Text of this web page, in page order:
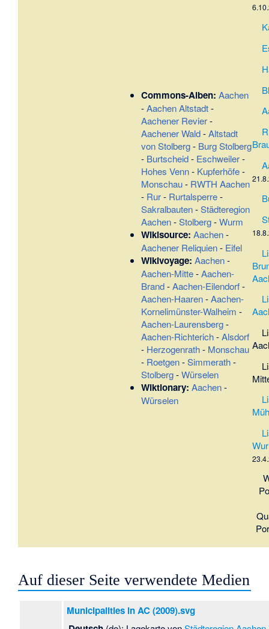
Commons-Alben: Aachen
-Aachen Altstadt-
Aachener Revier-
Aachener Wald-Altstadt
von Stolberg- Burg Stolberg
- Burtscheid- Eschweiler-
Hohes Venn- Kupferhöfe-
Monschau- RWTH Aachen
- Rur- Rurtalsperre-
Sakralbauten-Städteregion
Aachen-Stolberg-Wurm
Wikisource: Aachen-
Aachener Reliquien- Eifel
Wikivoyage: Aachen-
Aachen-Mitte-Aachen-
Brand-Aachen-Eilendorf-
Aachen-Haaren-Aachen-
Kornelimünster-Walheim -
Aachen-Laurensberg-
Aachen-Richterich-Alsdorf
- Herzogenrath- Monschau
- Roetgen-Simmerath-
Stolberg-Würselen
Wiktionary: Aachen-
Würselen
Auf dieser Seite verwendete Medien
Municipalities in AC (2009).svg